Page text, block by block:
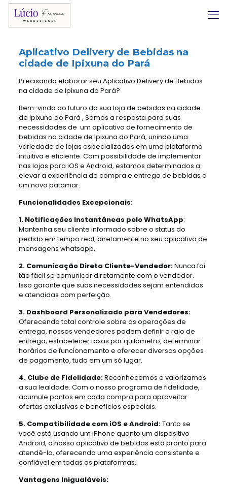
Aplicativo Deliveryde Bebidas na
cidade de Ipixuna do Pará
Precisando elaborar seu Aplicativo Delivery de Bebidas
na cidade de Ipixuna do Pará?
Bem-vindo ao futuro da sua loja de bebidas na cidade
de Ipixuna do Pará , Somos a resposta para suas
necessidades de um aplicativo de fornecimento de
bebidas na cidade de Ipixuna do Pará, unindo uma
variedade de lojas especializadas em uma plataforma
intuitiva e eficiente. Com possibilidade de implementar
nas lojas para iOS e Android, estamos determinados a
elevar a experiência de compra e entrega de bebidas a
um novo patamar.
Funcionalidades Excepcionais:
1. Notificações Instantâneas pelo WhatsApp:
Mantenha seu cliente informado sobre o status do
pedido em tempo real, diretamente no seu aplicativo de
mensagens whatsapp.
2. Comunicação Direta Cliente-Vendedor:Nunca foi
tão fácil se comunicar diretamente com o vendedor.
Isso garante que suas necessidades sejam entendidas
e atendidas com perfeição.
3. Dashboard Personalizado para Vendedores:
Oferecendo total controle sobre as operações de
entrega, nossos vendedores podem definir o raio de
entrega, estabelecer taxas por quilômetro, determinar
horários de funcionamento e oferecer diversas opções
de pagamento, tudo em um só lugar.
4. Clube de Fidelidade:Reconhecemos e valorizamos
a sua lealdade. Com o nosso programa de fidelidade,
acumule pontos em cada compra para aproveitar
ofertas exclusivas e benefícios especiais.
5. Compatibilidade com iOS e Android:Tanto se
você está usando um iPhone quanto um dispositivo
Android, o nosso aplicativo de bebidas está pronto para
atendê-lo, oferecendo uma experiência consistente e
confiável em todas as plataformas.
Vantagens Inigualáveis: